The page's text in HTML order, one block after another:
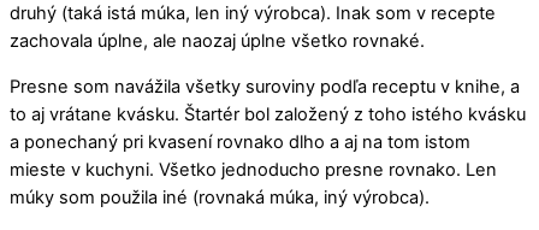
druhý (taká istá múka, len iný výrobca). Inak som v recepte
zachovala úplne, ale naozaj úplne všetko rovnaké.
Presne som navážila všetky suroviny podľa receptu v knihe, a
to aj vrátane kvásku. Štartér bol založený z toho istého kvásku
a ponechaný pri kvasení rovnako dlho a aj na tom istom
mieste v kuchyni. Všetko jednoducho presne rovnako. Len
múky som použila iné (rovnaká múka, iný výrobca).